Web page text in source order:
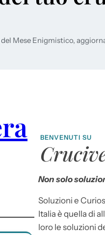
Mese Enigmistico,
BENVENUTI SU
Non solo
Soluzioni e
Italia è quella di
loro le soluzioni